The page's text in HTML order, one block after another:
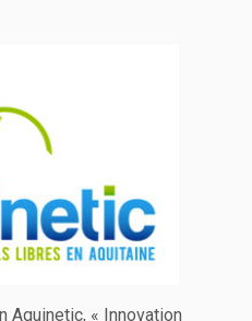
Aquinetic, « Innovation